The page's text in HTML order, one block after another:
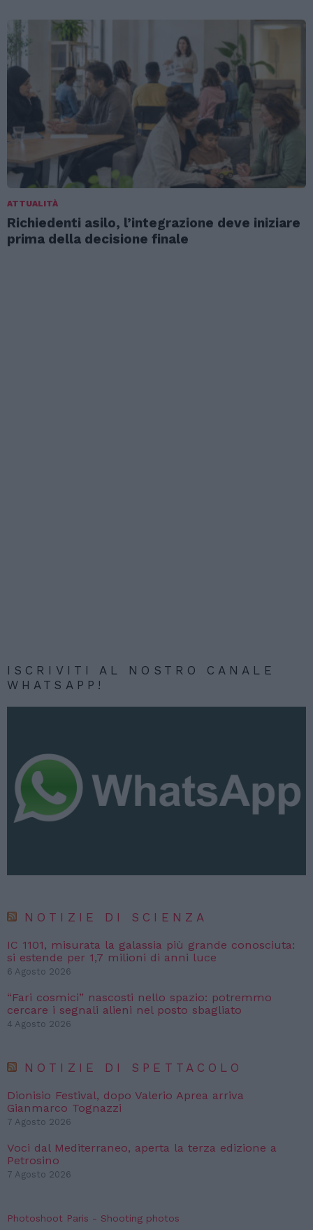
ATTUALITÀ
Richiedenti asilo, l’integrazione deve iniziare
prima della decisione finale
ISCRIVITI AL NOSTRO CANALE
WHATSAPP!
NOTIZIE DI SCIENZA
IC 1101, misurata la galassia più grande conosciuta:
si estende per 1,7 milioni di anni luce
6 Agosto 2026
“Fari cosmici” nascosti nello spazio: potremmo
cercare i segnali alieni nel posto sbagliato
4 Agosto 2026
NOTIZIE DI SPETTACOLO
Dionisio Festival, dopo Valerio Aprea arriva
Gianmarco Tognazzi
7 Agosto 2026
Voci dal Mediterraneo, aperta la terza edizione a
Petrosino
7 Agosto 2026
Photoshoot Paris - Shooting photos